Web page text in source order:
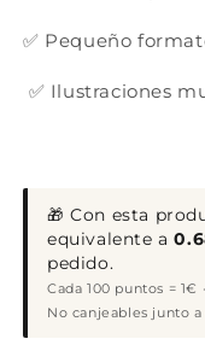
✅ Pequeño
✅ Ilustraciones
🎁 Con esta
equivalente a
pedido.
Cada 100 puntos =
No canjeables junto